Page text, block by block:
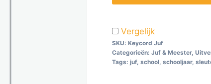
Vergelijk
SKU: Keycord Juf
Categorieën: Juf & Meester,
Tags: juf, school, schooljaar,